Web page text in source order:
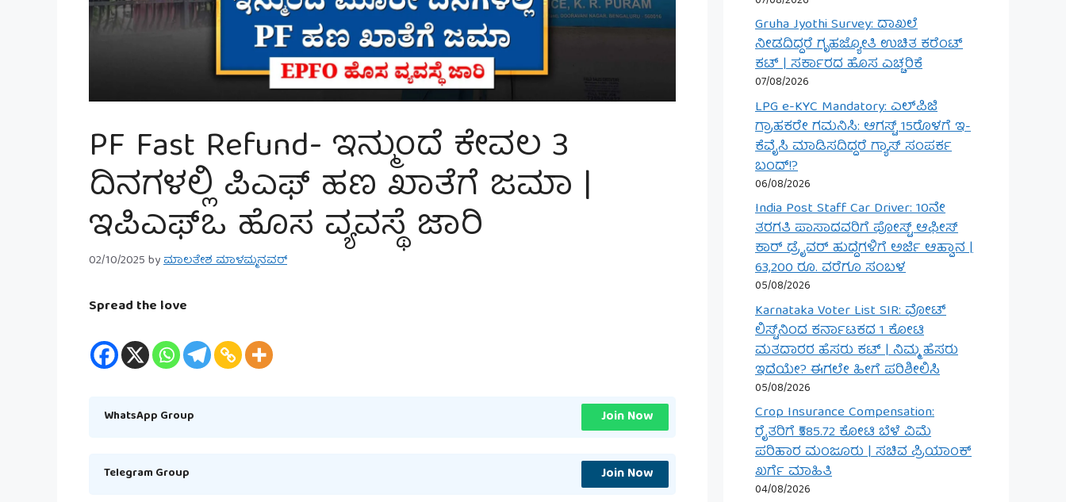
PF Fast Refund- ಇನ್ಮುಂದೆ ಕೇವಲ 3
ದಿನಗಳಲ್ಲಿ ಪಿಎಫ್ ಹಣ ಖಾತೆಗೆ ಜಮಾ |
ಇಪಿಎಫ್‌ಒ ಹೊಸ ವ್ಯವಸ್ಥೆ ಜಾರಿ
02/10/2025byಮಾಲತೇಶ ಮಾಳಮ್ಮನವರ್
Spread the love
WhatsApp Group Join Now
Telegram Group Join Now
Gruha Jyothi Survey: ದಾಖಲೆ
ನೀಡದಿದ್ದರೆ ಗೃಹಜ್ಯೋತಿ ಉಚಿತ ಕರೆಂಟ್
ಕಟ್ | ಸರ್ಕಾರದ ಹೊಸ ಎಚ್ಚರಿಕೆ
07/08/2026
LPG e-KYC Mandatory: ಎಲ್‌ಪಿಜಿ
ಗ್ರಾಹಕರೇ ಗಮನಿಸಿ: ಆಗಸ್ಟ್ 15ರೊಳಗೆ ಇ-
ಕೆವೈಸಿ ಮಾಡಿಸದಿದ್ದರೆ ಗ್ಯಾಸ್ ಸಂಪರ್ಕ
ಬಂದ್!?
06/08/2026
India Post Staff Car Driver: 10ನೇ
ತರಗತಿ ಪಾಸಾದವರಿಗೆ ಪೋಸ್ಟ್ ಆಫೀಸ್
ಕಾರ್ ಡ್ರೈವರ್ ಹುದ್ದೆಗಳಿಗೆ ಅರ್ಜಿ ಆಹ್ವಾನ |
63,200 ರೂ. ವರೆಗೂ ಸಂಬಳ
05/08/2026
Karnataka Voter List SIR: ವೋಟ್
ಲಿಸ್ಟ್‌ನಿಂದ ಕರ್ನಾಟಕದ 1 ಕೋಟಿ
ಮತದಾರರ ಹೆಸರು ಕಟ್ | ನಿಮ್ಮ ಹೆಸರು
ಇದೆಯೇ? ಈಗಲೇ ಹೀಗೆ ಪರಿಶೀಲಿಸಿ
05/08/2026
Crop Insurance Compensation:
ರೈತರಿಗೆ ₹585.72 ಕೋಟಿ ಬೆಳೆ ವಿಮೆ
ಪರಿಹಾರ ಮಂಜೂರು | ಸಚಿವ ಪ್ರಿಯಾಂಕ್
ಖರ್ಗೆ ಮಾಹಿತಿ
04/08/2026